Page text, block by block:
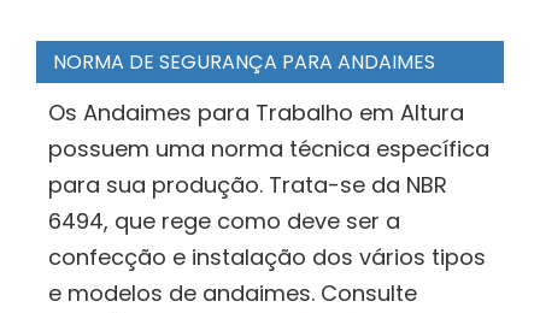
NORMA DE SEGURANÇA PARA ANDAIMES
Os Andaimes para Trabalho em Altura
possuem uma norma técnica específica
para sua produção. Trata-se da NBR
6494, que rege como deve ser a
confecção e instalação dos vários tipos
e modelos de andaimes. Consulte